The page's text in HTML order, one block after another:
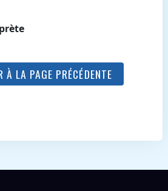
LA PAGE PRÉCÉDENTE